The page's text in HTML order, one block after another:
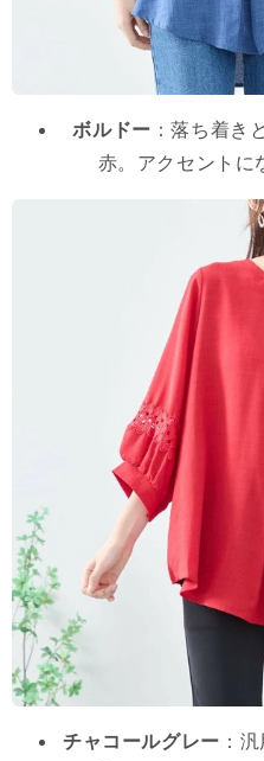
ボルドー ：落ち着き
赤。アクセントに
チャコールグレー ：